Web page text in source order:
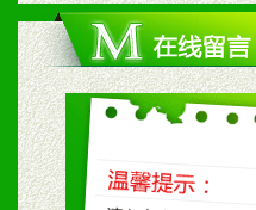
1、根据区
2、根据具
3、根据市
保产品顺利